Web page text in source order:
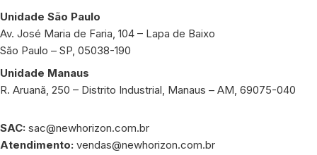
Unidade São Paulo
Av. José Maria de Faria, 104 – Lapa de Baixo
São Paulo – SP, 05038-190
Unidade Manaus
R. Aruanã, 250 – Distrito Industrial, Manaus – AM, 69075-040
SAC: sac@newhorizon.com.br
Atendimento: vendas@newhorizon.com.br